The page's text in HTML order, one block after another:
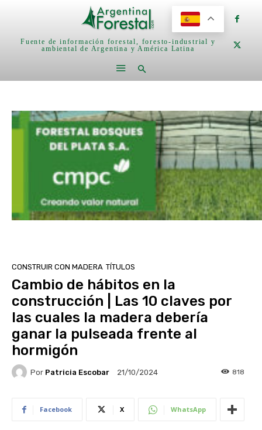
Fuente de información forestal, foresto-industrial y
ambiental de Argentina y América Latina
CONSTRUIR CON MADERA TÍTULOS
Cambio de hábitos en la
construcción | Las 10 claves por
las cuales la madera debería
ganar la pulseada frente al
hormigón
Por Patricia Escobar 21/10/2024 818
Facebook X WhatsApp